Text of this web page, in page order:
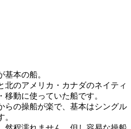
基本の船。
北のアメリカ・カナダのネイティ
動に使っていた船です。
らの操船が楽で、基本はシングル